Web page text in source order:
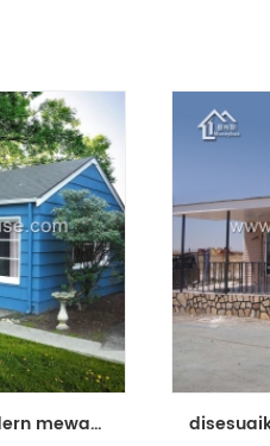
Rumah indah modern mewah struktur bangunan baja ringan